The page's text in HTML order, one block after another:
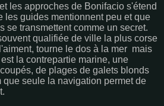
les approches de Bonifacio s'étend
les guides mentionnent peu et que
se transmettent comme un secret.
qualifiée de ville la plus corse
tourne le dos à la mer mais
la contrepartie marine, une
de plages de galets blonds
que seule la navigation permet de